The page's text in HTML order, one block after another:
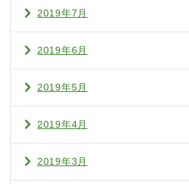
2019年7月
2019年6月
2019年5月
2019年4月
2019年3月